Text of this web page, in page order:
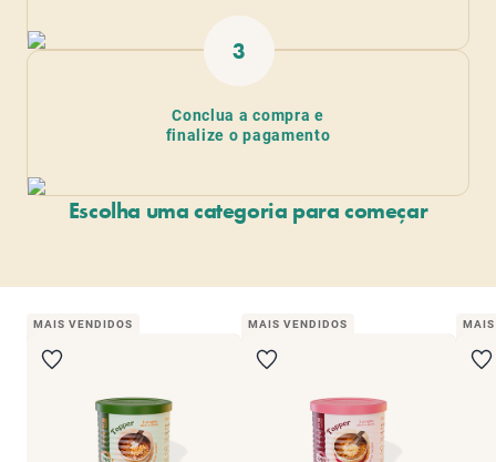
3
Conclua a compra e
finalize o pagamento
Escolha uma categoria para começar
Refeição completa
Substituição total ou parcial da ração. O molho
MAIS VENDIDOS MAIS VENDIDOS